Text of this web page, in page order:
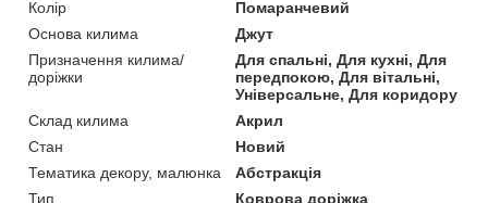
Колір
Помаранчевий
Основа килима
Джут
Призначення килима/
доріжки
Для спальні, Для кухні, Для
передпокою, Для вітальні,
Універсальне, Для коридору
Склад килима
Акрил
Стан
Новий
Тематика декору, малюнка
Абстракція
Тип
Коврова доріжка